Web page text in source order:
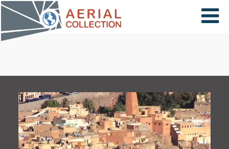
×
PAYS
CARTE